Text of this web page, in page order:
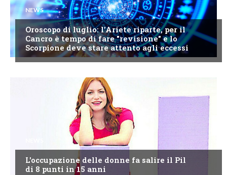
NEWS
Oroscopo di luglio: l'Ariete riparte, per il
Cancro è tempo di fare "revisione" e lo
Scorpione deve stare attento agli eccessi
L'occupazione delle donne fa salire il Pil
di 8 punti in 15 anni